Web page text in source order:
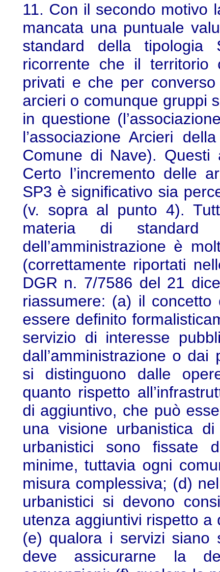
11. Con il secondo motivo
mancata una puntuale
standard della
ricorrente che il territorio
privati e che per
arcieri o comunque gruppi
in questione
l’associazione Arcieri
Comune di Nave). Questi
Certo l’incremento delle
SP3 è significativo sia
(v. sopra al punto 4).
materia di standard
dell’amministrazione è
(correttamente riportati
DGR n. 7/7586 del 21
riassumere: (a) il
essere definito
servizio di interesse
dall’amministrazione o
si distinguono dalle
quanto rispetto
di aggiuntivo, che può
una visione urbanistica
urbanistici sono fissate
minime, tuttavia ogni
misura complessiva; (d)
urbanistici si devono
utenza aggiuntivi rispetto
(e) qualora i servizi siano
deve assicurarne la